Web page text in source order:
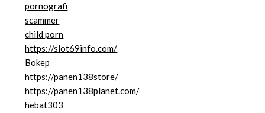
pornografi
scammer
child porn
https://slot69info.com/
Bokep
https://panen138store/
https://panen138planet.com/
hebat303